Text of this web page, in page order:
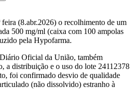
(8.abr.2026) o recolhimento de um
500 mg/ml (caixa com 100 ampolas
pela Hypofarma.
Oficial da União, também
a distribuição e o uso do lote 24112378
foi confirmado desvio de qualidade
(não dissolvido) estranho à